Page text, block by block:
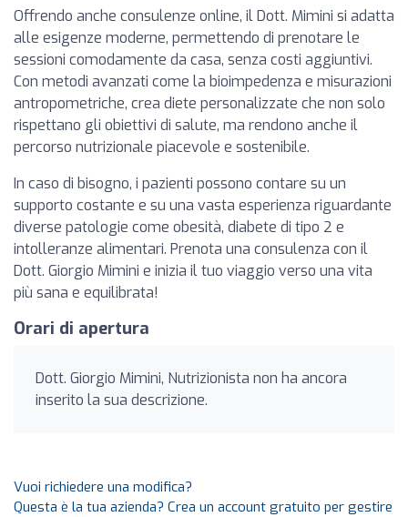
Offrendo anche consulenze online, il Dott. Mimini si adatta
alle esigenze moderne, permettendo di prenotare le
sessioni comodamente da casa, senza costi aggiuntivi.
Con metodi avanzati come la bioimpedenza e misurazioni
antropometriche, crea diete personalizzate che non solo
rispettano gli obiettivi di salute, ma rendono anche il
percorso nutrizionale piacevole e sostenibile.
In caso di bisogno, i pazienti possono contare su un
supporto costante e su una vasta esperienza riguardante
diverse patologie come obesità, diabete di tipo 2 e
intolleranze alimentari. Prenota una consulenza con il
Dott. Giorgio Mimini e inizia il tuo viaggio verso una vita
più sana e equilibrata!
Orari di apertura
Dott. Giorgio Mimini, Nutrizionista non ha ancora
inserito la sua descrizione.
Vuoi richiedere una modifica?
Questa è la tua azienda? Crea un account gratuito per gestire